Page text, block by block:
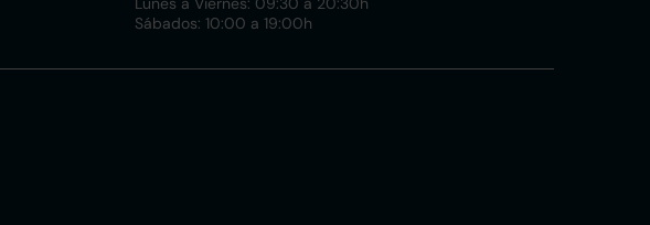
Sábados: 10:00 a 19:00h